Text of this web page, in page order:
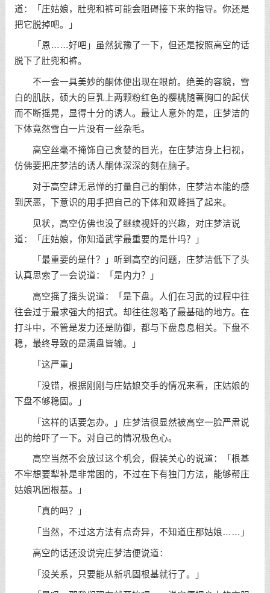
道：「庄姑娘，肚兜和裤可能会阻碍接下来的指导。你还是
把它脱掉吧。」
「恩……好吧」虽然犹豫了一下，但还是按照高空的话
脱下了肚兜和裤。
不一会一具美妙的酮体便出现在眼前。绝美的容貌，雪
白的肌肤，硕大的巨乳上两颗粉红色的樱桃随著胸口的起伏
而不断摇晃，显得十分的诱人。最让人意外的是，庄梦洁的
下体竟然雪白一片没有一丝杂毛。
高空丝毫不掩饰自己贪婪的目光，在庄梦洁身上扫视，
仿佛要把庄梦洁的诱人酮体深深的刻在脑子。
对于高空肆无忌惮的打量自己的酮体，庄梦洁本能的感
到厌恶，下意识的用手把自己的下体和双峰挡了起来。
见状，高空仿佛也没了继续视奸的兴趣，对庄梦洁说
道：「庄姑娘，你知道武学最重要的是什吗？」
「最重要的是什？」听到高空的问题，庄梦洁低下了头
认真思索了一会说道：「是内力？」
高空摇了摇头说道：「是下盘。人们在习武的过程中往
往会过于最求强大的招式。却往往忽略了最基础的地方。在
打斗中，不管是发力还是防御，都与下盘息息相关。下盘不
稳，最终导致的是满盘皆输。」
「这严重」
「没错，根据刚刚与庄姑娘交手的情况来看，庄姑娘的
下盘不够稳固。」
「这样的话要怎办。」庄梦洁很显然被高空一脸严肃说
出的给吓了一下。对自己的情况极色心。
高空当然不会放过这个机会，假装关心的说道：「根基
不牢想要犁补是非常困的，不过在下有独门方法，能够帮庄
姑娘巩固根基。」
「真的吗？」
「当然，不过这方法有点奇异，不知道庄那姑娘……」
高空的话还没说完庄梦洁便说道：
「没关系，只要能从新巩固根基就行了。」